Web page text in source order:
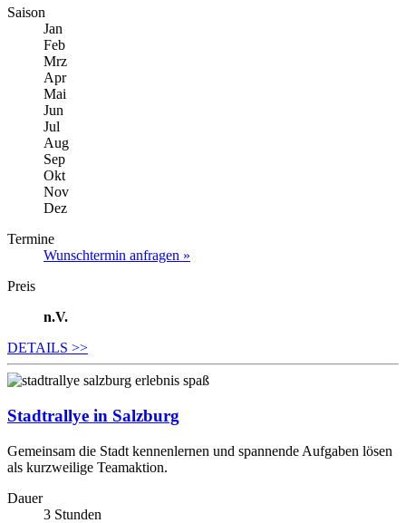
Saison
Jan
Feb
Mrz
Apr
Mai
Jun
Jul
Aug
Sep
Okt
Nov
Dez
Termine
Wunschtermin anfragen »
Preis
n.V.
DETAILS >>
Stadtrallye in Salzburg
Gemeinsam die Stadt kennenlernen und spannende Aufgaben lösen
als kurzweilige Teamaktion.
Dauer
3 Stunden